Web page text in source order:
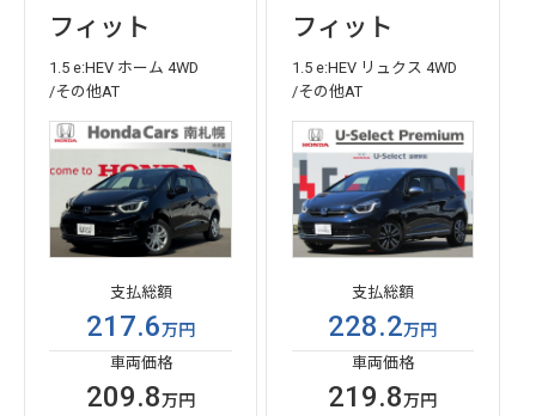
フィット
1.5 e:HEV ホーム 4WD
/その他AT
支払総額
217.6万円
車両価格
209.8万円
フィット
1.5 e:HEV リュクス 4WD
/その他AT
支払総額
228.2万円
車両価格
219.8万円